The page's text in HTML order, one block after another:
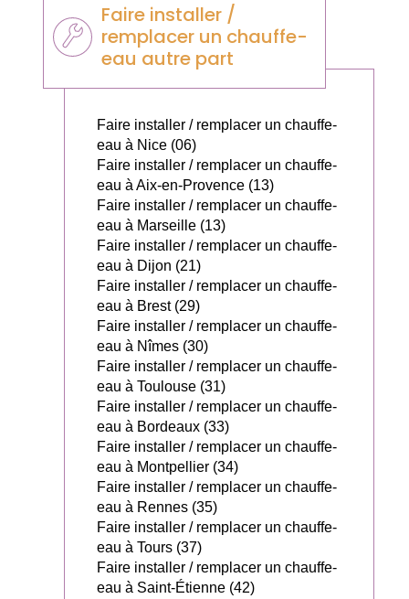
Faire installer /
remplacer un chauffe-
eau autre part
Faire installer / remplacer un chauffe-
eau à Nice (06)
Faire installer / remplacer un chauffe-
eau à Aix-en-Provence (13)
Faire installer / remplacer un chauffe-
eau à Marseille (13)
Faire installer / remplacer un chauffe-
eau à Dijon (21)
Faire installer / remplacer un chauffe-
eau à Brest (29)
Faire installer / remplacer un chauffe-
eau à Nîmes (30)
Faire installer / remplacer un chauffe-
eau à Toulouse (31)
Faire installer / remplacer un chauffe-
eau à Bordeaux (33)
Faire installer / remplacer un chauffe-
eau à Montpellier (34)
Faire installer / remplacer un chauffe-
eau à Rennes (35)
Faire installer / remplacer un chauffe-
eau à Tours (37)
Faire installer / remplacer un chauffe-
eau à Saint-Étienne (42)